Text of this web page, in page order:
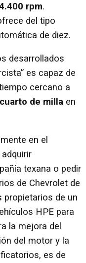
rpm.
del tipo
de diez.
desarrollados
es capaz de
cercano a
cuarto de milla en
en el
texana o pedir
de Chevrolet de
propietarios de un
HPE para
la mejora del
del motor y la
es de